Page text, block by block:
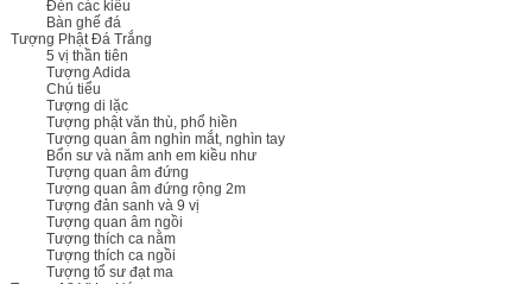
Đèn các kiểu
Bàn ghế đá
Tượng Phật Đá Trắng
5 vị thần tiên
Tượng Adida
Chú tiểu
Tượng di lặc
Tượng phật văn thù, phổ hiền
Tượng quan âm nghìn mắt, nghìn tay
Bổn sư và năm anh em kiều như
Tượng quan âm đứng
Tượng quan âm đứng rộng 2m
Tượng đản sanh và 9 vị
Tượng quan âm ngồi
Tượng thích ca nằm
Tượng thích ca ngồi
Tượng tổ sư đạt ma